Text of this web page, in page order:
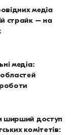
медіа
страйк – на
медіа:
ширший доступ
комітетів: